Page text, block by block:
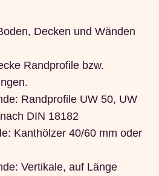
Decken und Wänden
Randprofile bzw.
Randprofile UW 50, UW
DIN 18182
Kanthölzer 40/60 mm oder
Vertikale, auf Länge